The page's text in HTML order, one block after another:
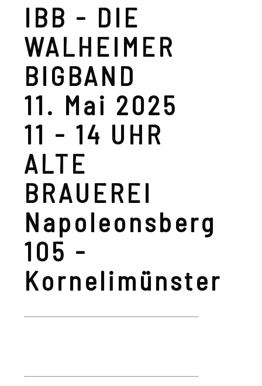
IBB - DIE
WALHEIMER
BIGBAND
11. Mai 2025
11 - 14 UHR
ALTE
BRAUEREI
Napoleonsberg
105 -
Kornelimünster